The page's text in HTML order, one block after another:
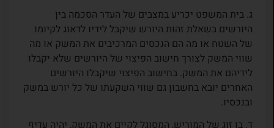
ג. בית המשפט יכריע במצבים של העדר הסכמה בין
היורשים בשאלת זהות היורש שיקבל לידיו לדאוג לקיומו
של השטח או מה הם הנכסים המרכיבים את המשק או מה
שווי המשק לצורך חישוב הפיצוי של היורשים שלא יקבלו
לידיהם את המשק. בחישוב הפיצוי שיקבלו היורשים
האחרים יובא בחשבון גם שווי השקעתו של כל יורש במשק
ובנכסיו.
ד. בן זוג של המוריש, המסוגל לקיים את המשק, יהיה עדיף